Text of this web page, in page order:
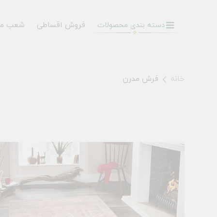
دسته بندی محصولات فروش اقساطی شعب
خانه فرش مدرن